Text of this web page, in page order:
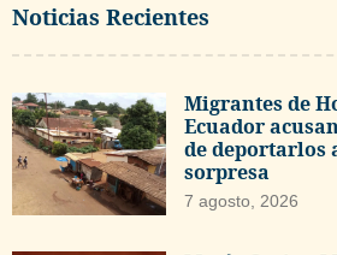
Noticias Recientes
Migrantes de
Ecuador
de deportarlos
sorpresa
7 agosto, 2026